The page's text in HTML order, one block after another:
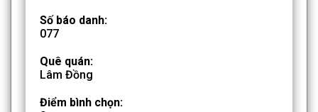
Số báo danh:
077
Quê quán:
Lâm Đồng
Điểm bình chọn: